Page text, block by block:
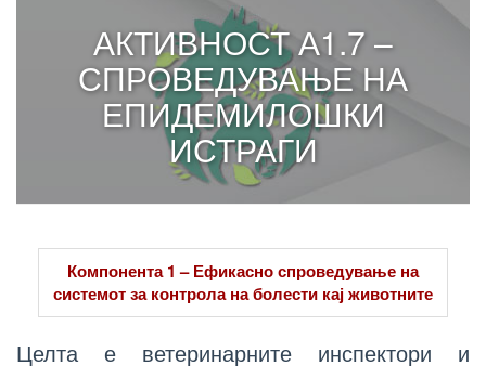
АКТИВНОСТ А1.7 –
СПРОВЕДУВАЊЕ НА
ЕПИДЕМИЛОШКИ
ИСТРАГИ
Компонента 1 – Ефикасно спроведување на
системот за контрола на болести кај животните
Целта е ветеринарните инспектори и